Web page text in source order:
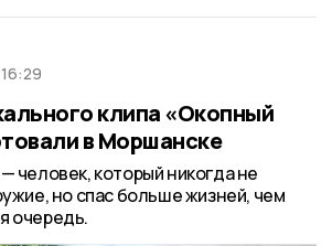
клипа «Окопный
в Моршанске
человек, который никогда не
но спас больше жизней, чем
очередь.